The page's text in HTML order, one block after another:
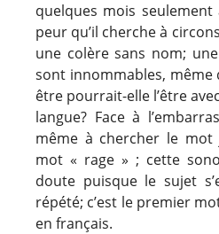
quelques mois
peur qu’il cherche à
une colère sans nom;
sont innommables, même
être pourrait-elle l’être
langue? Face à
même à chercher le mot
mot « rage » ; cette
doute puisque le sujet
répété; c’est le premier
en français.